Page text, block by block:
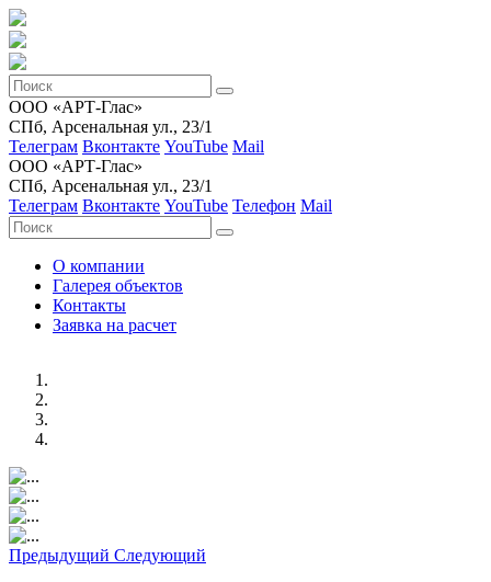
ООО «АРТ-Глас»
СПб, Арсенальная ул., 23/1
Телеграм Вконтакте YouTube Mail
ООО «АРТ-Глас»
СПб, Арсенальная ул., 23/1
Телеграм Вконтакте YouTube Телефон Mail
О компании
Галерея объектов
Контакты
Заявка на расчет
Предыдущий Следующий